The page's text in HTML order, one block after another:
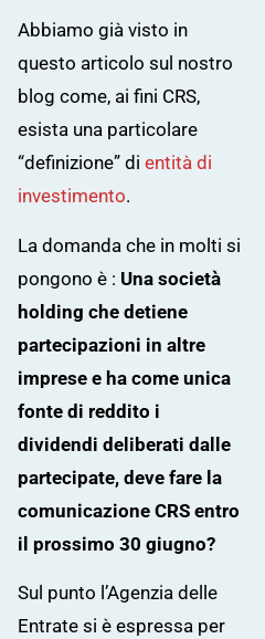
Abbiamo già visto in
questo articolo sul nostro
blog come, ai fini CRS,
esista una particolare
“definizione” di entità di
investimento.
La domanda che in molti si
pongono è : Una società
holding che detiene
partecipazioni in altre
imprese e ha come unica
fonte di reddito i
dividendi deliberati dalle
partecipate, deve fare la
comunicazione CRS entro
il prossimo 30 giugno?
Sul punto l’Agenzia delle
Entrate si è espressa per